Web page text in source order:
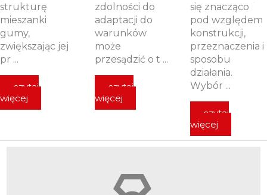
strukturę
mieszanki
gumy,
zwiększając jej
pr ...
czytaj
więcej
zdolności do
adaptacji do
warunków
może
przesądzić o t ...
czytaj
więcej
się znacząco
pod względem
konstrukcji,
przeznaczenia i
sposobu
działania.
Wybór ...
czytaj
więcej